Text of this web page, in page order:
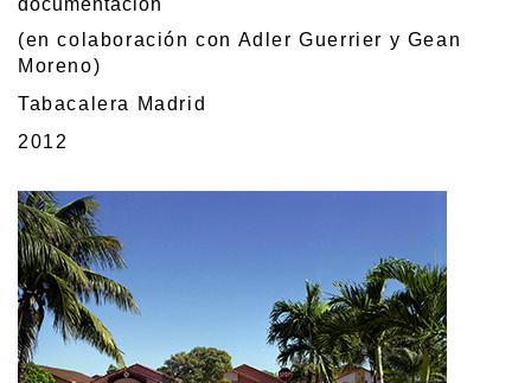
documentación
(en colaboración con Adler Guerrier y Gean
Moreno)
Tabacalera Madrid
2012